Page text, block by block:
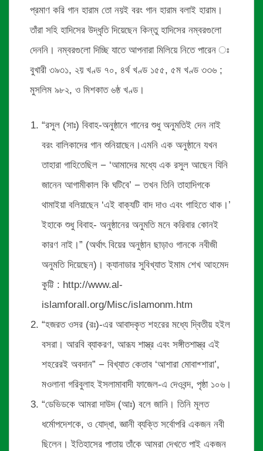
প্রমাণ করি গান হারাম তো নয়ই বরং গান হারাম বলাই হারাম।
তাঁরা সহি হাদিসের উদ্ধৃতি দিয়েছেন কিন্তু হাদিসের নম্বরগুলো
দেননি। নম্বরগুলো দিচ্ছি যাতে আপনারা মিলিয়ে নিতে পারেন ঃ
বুখারী ৩৯৩১, ২য় খণ্ড ৭০, ৪র্থ খণ্ড ১৫৫, ৫ম খণ্ড ৩৩৬ ;
মুসলিম ৯৮২, ও মিশকাত ৬ষ্ঠ খণ্ড।
“রসুল (সাঃ) বিবাহ-অনুষ্ঠানে গানের শুধু অনুমতিই দেন নাই
বরং বালিকাদের গান শুনিয়াছেন।এমনি এক অনুষ্ঠানে যখন
তাহারা গাহিতেছিল − ‘আমাদের মধ্যে এক রসুল আছেন যিনি
জানেন আগামীকাল কি ঘটিবে’ − তখন তিনি তাহাদিগকে
থামাইয়া বলিয়াছেন ‘এই বাক্যটি বাদ দাও এবং গাহিতে থাক।’
ইহাকে শুধু বিবাহ- অনুষ্ঠানের অনুমতি মনে করিবার কোনই
কারণ নাই।” (অর্থাৎ বিয়ের অনুষ্ঠান ছাড়াও গানকে নবীজী
অনুমতি দিয়েছেন)। ক্যানাডার সুবিখ্যাত ইমাম শেখ আহমেদ
কুট্টি : http://www.al-
islamforall.org/Misc/islamonm.htm
“হজরত ওসর (রঃ)-এর আবাদকৃত শহরের মধ্যে দ্বিতীয় হইল
বসরা। আরবি ব্যাকরণ, আরূয শাস্ত্র এবং সঙ্গীতশাস্ত্র এই
শহরেরই অবদান” − বিখ্যাত কেতাব ‘আশারা মোবাশ্শারা’,
মওলানা গরিবুলাহ ইসলামাবাদী ফাজেল-এ দেওবন্দ, পৃষ্ঠা ১০৬।
“ডেভিডকে আমরা দাউদ (আঃ) বলে জানি। তিনি মূলত
ধর্মোপদেশকে, ও যোদ্ধা, জ্ঞানী ব্যক্তি সর্বোপরি একজন নবী
ছিলেন। ইতিহাসের পাতায় তাঁকে আমরা দেখতে পাই একজন